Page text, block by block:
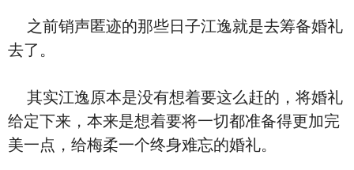
之前销声匿迹的那些日子江逸就是去筹备婚礼
去了。
其实江逸原本是没有想着要这么赶的，将婚礼
给定下来，本来是想着要将一切都准备得更加完
美一点，给梅柔一个终身难忘的婚礼。